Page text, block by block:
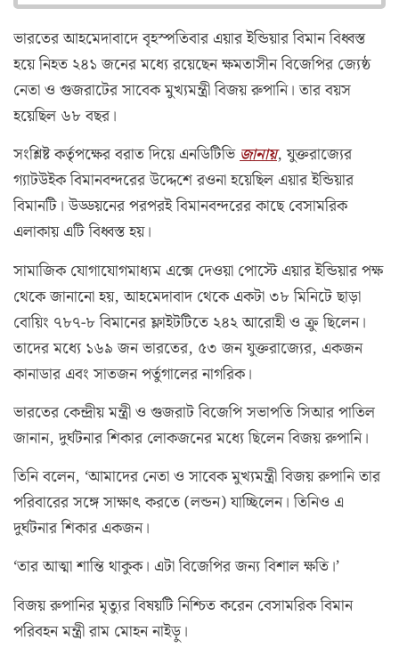
ভারতের আহমেদাবাদে বৃহস্পতিবার এয়ার ইন্ডিয়ার বিমান বিধ্বস্ত
হয়ে নিহত ২৪১ জনের মধ্যে রয়েছেন ক্ষমতাসীন বিজেপির জ্যেষ্ঠ
নেতা ও গুজরাটের সাবেক মুখ্যমন্ত্রী বিজয় রুপানি। তার বয়স
হয়েছিল ৬৮ বছর।
সংশ্লিষ্ট কর্তৃপক্ষের বরাত দিয়ে এনডিটিভিজানায়, যুক্তরাজ্যের
গ্যাটউইক বিমানবন্দরের উদ্দেশে রওনা হয়েছিল এয়ার ইন্ডিয়ার
বিমানটি। উড্ডয়নের পরপরই বিমানবন্দরের কাছে বেসামরিক
এলাকায় এটি বিধ্বস্ত হয়।
সামাজিক যোগাযোগমাধ্যম এক্সে দেওয়া পোস্টে এয়ার ইন্ডিয়ার পক্ষ
থেকে জানানো হয়, আহমেদাবাদ থেকে একটা ৩৮ মিনিটে ছাড়া
বোয়িং ৭৮৭-৮ বিমানের ফ্লাইটটিতে ২৪২ আরোহী ও ক্রু ছিলেন।
তাদের মধ্যে ১৬৯ জন ভারতের, ৫৩ জন যুক্তরাজ্যের, একজন
কানাডার এবং সাতজন পর্তুগালের নাগরিক।
ভারতের কেন্দ্রীয় মন্ত্রী ও গুজরাট বিজেপি সভাপতি সিআর পাতিল
জানান, দুর্ঘটনার শিকার লোকজনের মধ্যে ছিলেন বিজয় রুপানি।
তিনি বলেন, ‘আমাদের নেতা ও সাবেক মুখ্যমন্ত্রী বিজয় রুপানি তার
পরিবারের সঙ্গে সাক্ষাৎ করতে (লন্ডন) যাচ্ছিলেন। তিনিও এ
দুর্ঘটনার শিকার একজন।
‘তার আত্মা শান্তি থাকুক। এটা বিজেপির জন্য বিশাল ক্ষতি।’
বিজয় রুপানির মৃত্যুর বিষয়টি নিশ্চিত করেন বেসামরিক বিমান
পরিবহন মন্ত্রী রাম মোহন নাইড়ু।